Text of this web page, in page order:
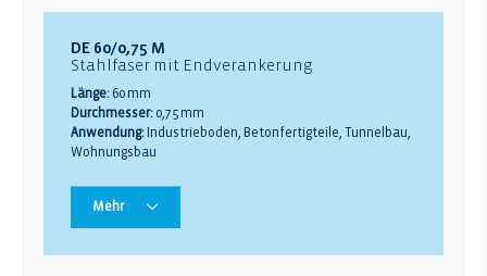
DE 60/0,75 M
Stahlfaser mit Endverankerung
Länge: 60 mm
Durchmesser: 0,75 mm
Anwendung: Industrieboden, Betonfertigteile, Tunnelbau,
Wohnungsbau
Mehr